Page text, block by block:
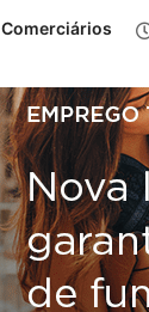
Comerciários